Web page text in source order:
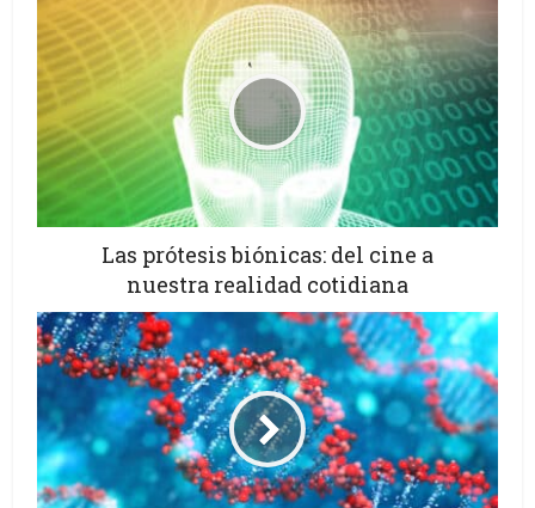
Las prótesis biónicas: del cine a
nuestra realidad cotidiana